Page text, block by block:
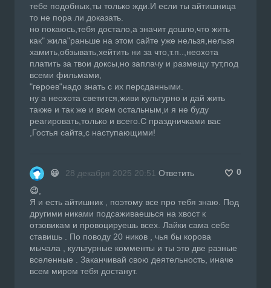
тебе подобных,ты только жди.И если ты айтишница
то не пора ли доказать.
но покаюсь,тебя достало,а значит дошло,что жить
как" жила"раньше на этом сайте уже нельзя,нельзя
хамить,обзывать,хейтить ни за что,т.п..,неохота
платить за твои доксы,но заплачу и размещу тут,под
всеми фильмами,
"героев"надо знать с их персданными.
ну а неохота светится,живи культурно и дай жить
также и так же и всем остальным,и я не буду
реагировать,только и всего.С праздничками вас
,Гостья сайта,с наступающими!
😃 28 декабря 2025 20:51 Ответить
0
😉
Я и есть айтишник , поэтому все про тебя знаю. Под
другими никами подсаживаешься на хвост к
отзовикам и провоцируешь всех. Лайки сама себе
ставишь . По поводу 20 ников , чья бы корова
мычала , культурные комменты и ты это две разные
вселенные . Заканчивай свою деятельность, иначе
всем миром тебя достанут.